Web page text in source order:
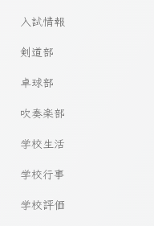
入試情報
剣道部
卓球部
吹奏楽部
学校生活
学校行事
学校評価